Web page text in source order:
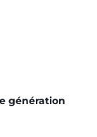
génération